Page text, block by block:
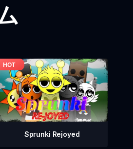
Sprunki Rejoyed